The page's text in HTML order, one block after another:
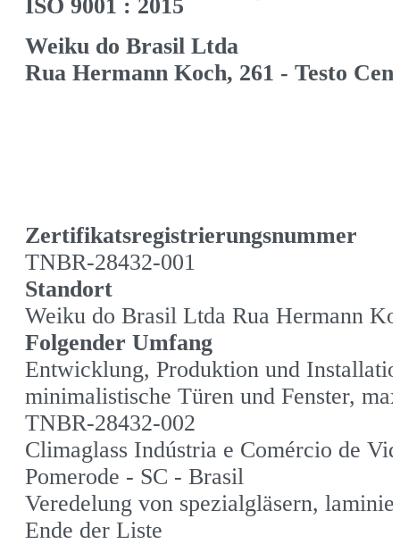
ISO 9001 : 2015
Weiku do Brasil Ltda
Rua Hermann Koch, 261 - Testo
Zertifikatsregistrierungsnummer
TNBR-28432-001
Standort
Weiku do Brasil Ltda Rua Hermann
Folgender Umfang
Entwicklung, Produktion und
minimalistische Türen und Fenster,
TNBR-28432-002
Climaglass Indústria e Comércio de
Pomerode - SC - Brasil
Veredelung von spezialgläsern,
Ende der Liste